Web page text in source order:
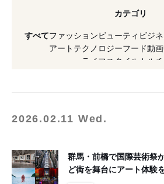
#コレクション
#美術館
#コラボレーショ
カテゴリ
すべてファッションビューティ ビジ
アート テクノロジーフード動画
ライフスタイル
カルチ
2026.02.11 Wed.
群馬・前橋で国際芸術
ど街を舞台にアート体験